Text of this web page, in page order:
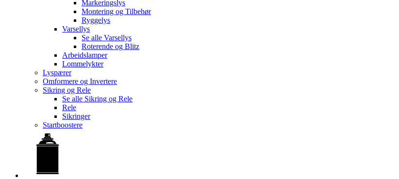
Markeringslys
Montering og Tilbehør
Ryggelys
Varsellys
Se alle Varsellys
Roterende og Blitz
Arbeidslamper
Lommelykter
Lyspærer
Omformere og Invertere
Sikring og Rele
Se alle Sikring og Rele
Rele
Sikringer
Startboostere